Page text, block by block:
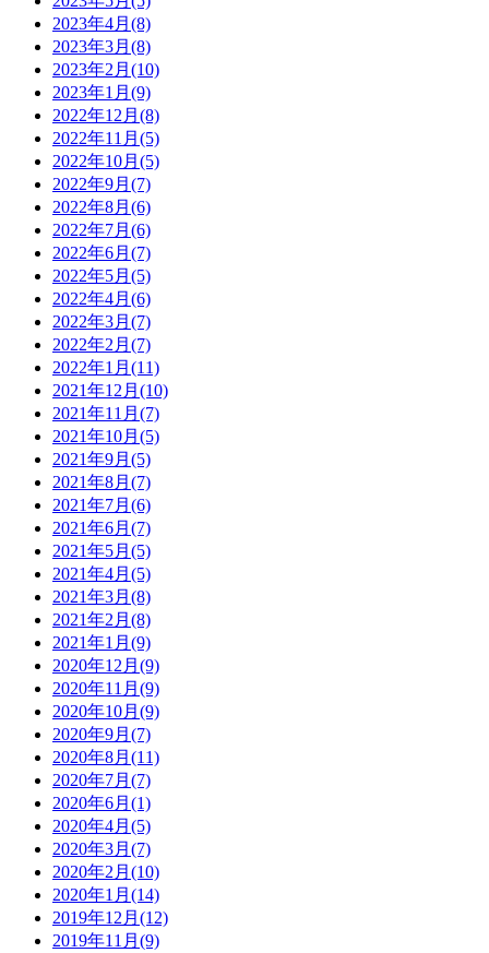
2023年4月(8)
2023年3月(8)
2023年2月(10)
2023年1月(9)
2022年12月(8)
2022年11月(5)
2022年10月(5)
2022年9月(7)
2022年8月(6)
2022年7月(6)
2022年6月(7)
2022年5月(5)
2022年4月(6)
2022年3月(7)
2022年2月(7)
2022年1月(11)
2021年12月(10)
2021年11月(7)
2021年10月(5)
2021年9月(5)
2021年8月(7)
2021年7月(6)
2021年6月(7)
2021年5月(5)
2021年4月(5)
2021年3月(8)
2021年2月(8)
2021年1月(9)
2020年12月(9)
2020年11月(9)
2020年10月(9)
2020年9月(7)
2020年8月(11)
2020年7月(7)
2020年6月(1)
2020年4月(5)
2020年3月(7)
2020年2月(10)
2020年1月(14)
2019年12月(12)
2019年11月(9)